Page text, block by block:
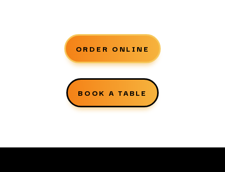
ORDER ONLINE
BOOK A TABLE